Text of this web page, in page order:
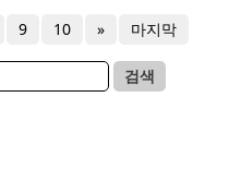
9 10 » 마지막
검색